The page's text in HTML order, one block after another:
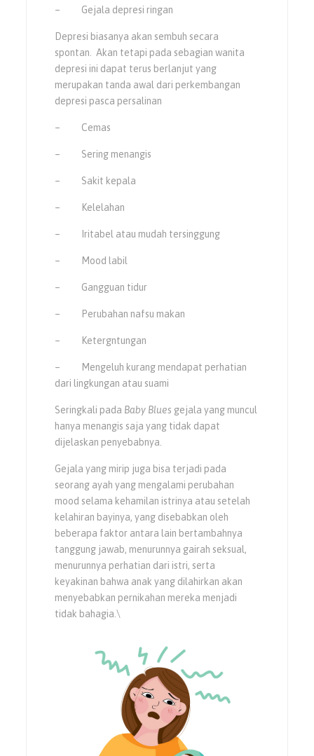
– Gejala depresi ringan
Depresi biasanya akan sembuh secara
spontan. Akan tetapi pada sebagian wanita
depresi ini dapat terus berlanjut yang
merupakan tanda awal dari perkembangan
depresi pasca persalinan
– Cemas
– Sering menangis
– Sakit kepala
– Kelelahan
– Iritabel atau mudah tersinggung
– Mood labil
– Gangguan tidur
– Perubahan nafsu makan
– Ketergntungan
– Mengeluh kurang mendapat perhatian
dari lingkungan atau suami
Seringkali pada Baby Blues gejala yang muncul
hanya menangis saja yang tidak dapat
dijelaskan penyebabnya.
Gejala yang mirip juga bisa terjadi pada
seorang ayah yang mengalami perubahan
mood selama kehamilan istrinya atau setelah
kelahiran bayinya, yang disebabkan oleh
beberapa faktor antara lain bertambahnya
tanggung jawab, menurunnya gairah seksual,
menurunnya perhatian dari istri, serta
keyakinan bahwa anak yang dilahirkan akan
menyebabkan pernikahan mereka menjadi
tidak bahagia.\